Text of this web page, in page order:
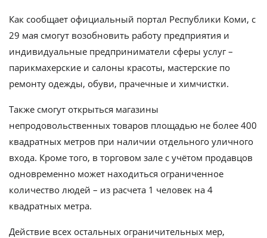
Как сообщает официальный портал Республики Коми, с
29 мая смогут возобновить работу предприятия и
индивидуальные предприниматели сферы услуг –
парикмахерские и салоны красоты, мастерские по
ремонту одежды, обуви, прачечные и химчистки.
Также смогут открыться магазины
непродовольственных товаров площадью не более 400
квадратных метров при наличии отдельного уличного
входа. Кроме того, в торговом зале с учётом продавцов
одновременно может находиться ограниченное
количество людей – из расчета 1 человек на 4
квадратных метра.
Действие всех остальных ограничительных мер,